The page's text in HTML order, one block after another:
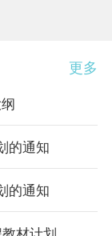
更多
的通知
的通知